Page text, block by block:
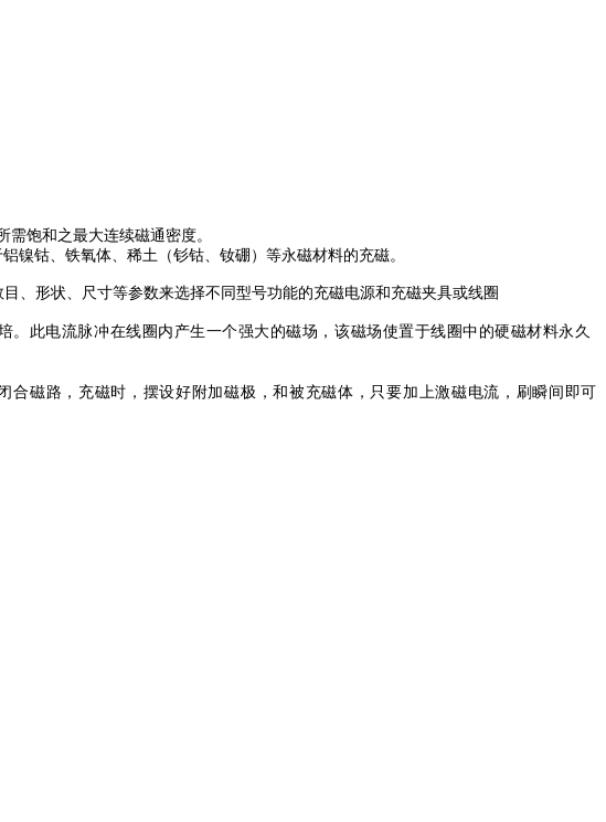
饱和之最大连续磁通密度。
镍钴、铁氧体、稀土（钐钴、钕硼）等永磁材料的充磁。
、形状、尺寸等参数来选择不同型号功能的充磁电源和充磁夹具或线圈
此电流脉冲在线圈内产生一个强大的磁场，该磁场使置于线圈中的硬磁材料永久
合磁路，充磁时，摆设好附加磁极，和被充磁体，只要加上激磁电流，刷瞬间即可